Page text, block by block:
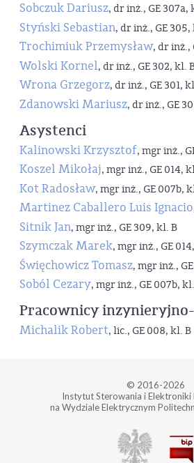
Sobczuk Dariusz, dr inż., GE 307a,
Styński Sebastian, dr inż., GE 305,
Trochimiuk Przemysław, dr inż.,
Wolski Kornel, dr inż., GE 302, kl.
Wrona Grzegorz, dr inż., GE 301,
Zdanowski Mariusz, dr inż., GE
Asystenci
Kalinowski Krzysztof, mgr inż.,
Koszel Mikołaj, mgr inż., GE 014,
Kot Radosław, mgr inż., GE 007b,
Martinez Caballero Luis Ignacio
Sitnik Jan, mgr inż., GE 309, kl. B
Szymczak Marek, mgr inż., GE
Święchowicz Tomasz, mgr inż.,
Soból Cezary, mgr inż., GE 007b,
Pracownicy
Michalik Robert, lic., GE 008, kl. B
© 2016-2026
Instytut Sterowania i Elektroniki
na Wydziale Elektrycznym